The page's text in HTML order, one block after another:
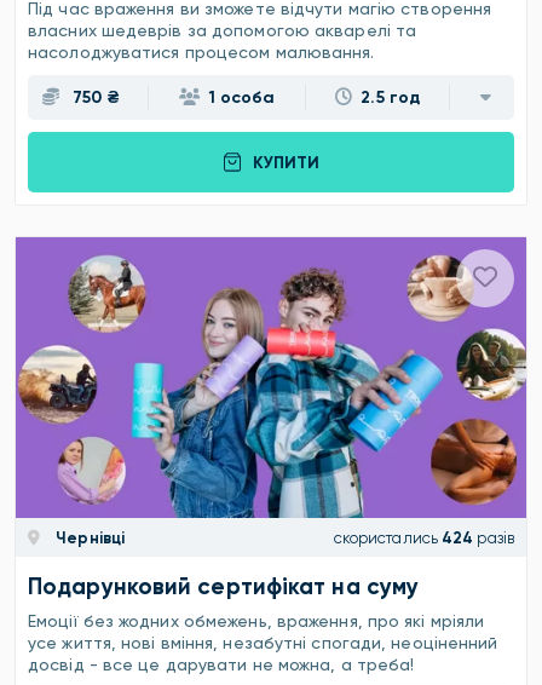
Під час враження ви зможете відчути магію створення
власних шедеврів за допомогою акварелі та
насолоджуватися процесом малювання.
750 ₴ 1 особа 2.5 год
КУПИТИ
Чернівці скористались 424 разів
Подарунковий сертифікат на суму
Емоції без жодних обмежень, враження, про які мріяли
усе життя, нові вміння, незабутні спогади, неоціненний
досвід - все це дарувати не можна, а треба!